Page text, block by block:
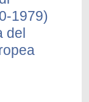
1979)
del